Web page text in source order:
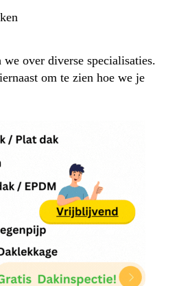
over diverse specialisaties.
om te zien hoe we je